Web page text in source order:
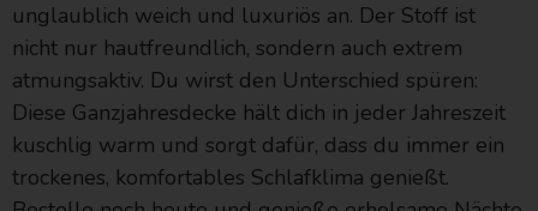
unglaublich weich und luxuriös an. Der Stoff ist
nicht nur hautfreundlich, sondern auch extrem
atmungsaktiv. Du wirst den Unterschied spüren:
Diese Ganzjahresdecke hält dich in jeder Jahreszeit
kuschlig warm und sorgt dafür, dass du immer ein
trockenes, komfortables Schlafklima genießt.